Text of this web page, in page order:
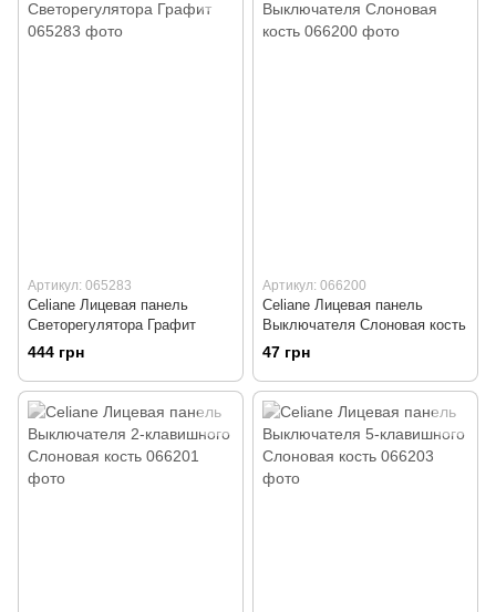
Артикул: 065283
Celiane Лицевая панель
Светорегулятора Графит
444 грн
Артикул: 066200
Celiane Лицевая панель
Выключателя Слоновая кость
47 грн